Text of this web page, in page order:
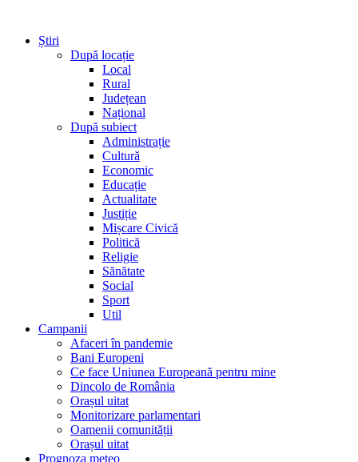
Știri
După locație
Local
Rural
Județean
Național
După subiect
Administrație
Cultură
Economic
Educație
Actualitate
Justiție
Mișcare Civică
Politică
Religie
Sănătate
Social
Sport
Util
Campanii
Afaceri în pandemie
Bani Europeni
Ce face Uniunea Europeană pentru mine
Dincolo de România
Orașul uitat
Monitorizare parlamentari
Oamenii comunității
Orașul uitat
Prognoza meteo